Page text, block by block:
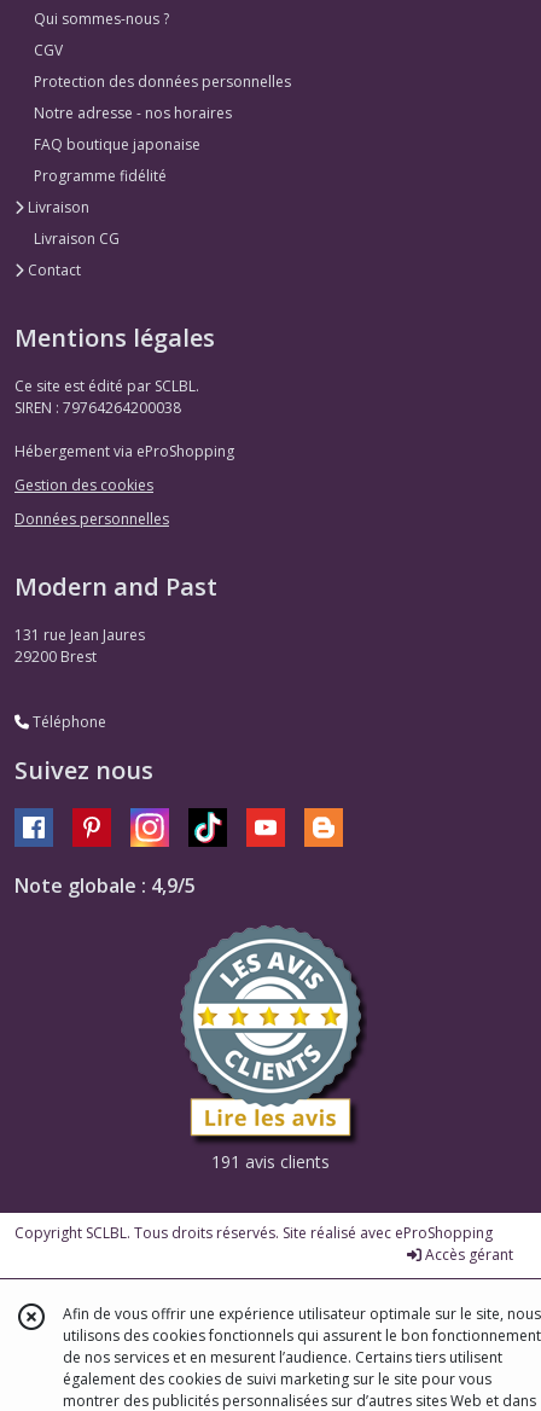
Qui sommes-nous ?
CGV
Protection des données personnelles
Notre adresse - nos horaires
FAQ boutique japonaise
Programme fidélité
Livraison
Livraison CG
Contact
Mentions légales
Ce site est édité par SCLBL.
SIREN : 79764264200038
Hébergement via eProShopping
Gestion des cookies
Données personnelles
Modern and Past
131 rue Jean Jaures
29200 Brest
Téléphone
Suivez nous
Note globale : 4,9/5
191 avis clients
Copyright SCLBL. Tous droits réservés. Site réalisé avec eProShopping
Accès gérant
Afin de vous offrir une expérience utilisateur optimale sur le site, nous
utilisons des cookies fonctionnels qui assurent le bon fonctionnement
de nos services et en mesurent l’audience. Certains tiers utilisent
également des cookies de suivi marketing sur le site pour vous
montrer des publicités personnalisées sur d’autres sites Web et dans